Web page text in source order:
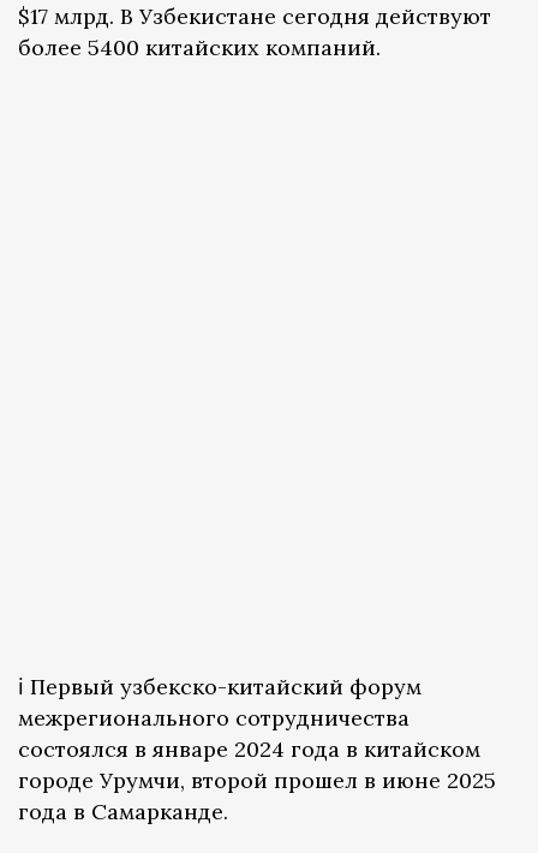
$17 млрд. В Узбекистане сегодня действуют
более 5400 китайских компаний.
ℹ️ Первый узбекско-китайский форум
межрегионального сотрудничества
состоялся в январе 2024 года в китайском
городе Урумчи, второй прошел в июне 2025
года в Самарканде.